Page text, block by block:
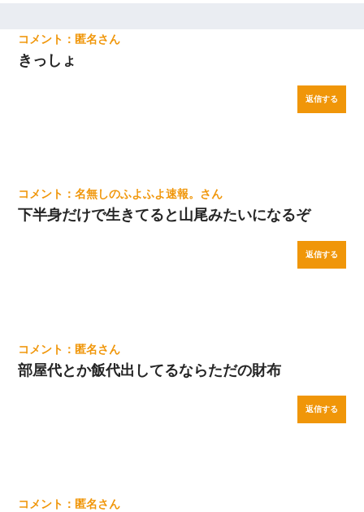
匿名
きっしょ
返信する
名無しのふよふよ速報。
下半身だけで生きてると山尾みたいになるぞ
返信する
匿名
部屋代とか飯代出してるならただの財布
返信する
匿名